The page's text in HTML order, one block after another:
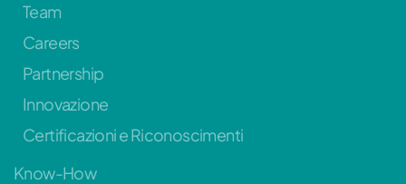
Team
Careers
Partnership
Innovazione
Certificazioni e Riconoscimenti
Know-How